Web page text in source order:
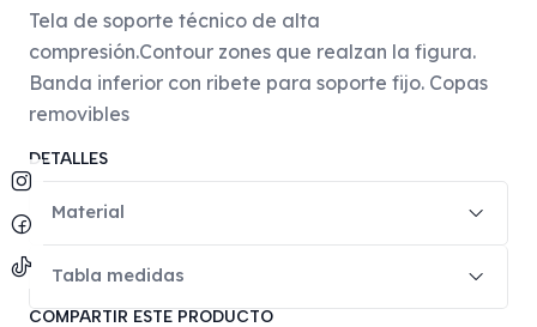
Tela de soporte técnico de alta
compresión.Contour zones que realzan la figura.
Banda inferior con ribete para soporte fijo. Copas
removibles
DETALLES
Material
Tabla medidas
COMPARTIR ESTE PRODUCTO